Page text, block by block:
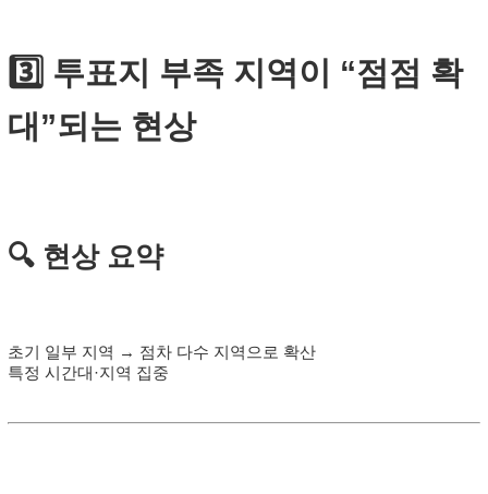
3️⃣ 투표지 부족 지역이 “점점 확
대”되는 현상
🔍 현상 요약
초기 일부 지역 → 점차 다수 지역으로 확산
특정 시간대·지역 집중